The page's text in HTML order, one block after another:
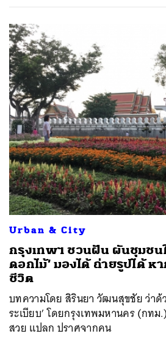
Urban & City
กรุงเทพฯ ชวนฝัน ผันชุมชน
ดอกไม้’ มองได้ ถ่ายรูปได้ ห
ชีวิต
บทความโดย สิรินยา วัฒนสุขชัย ว่าด้
ระเบียบ’ โดยกรุงเทพมหานคร (กท
สวย แปลก ปราศจากคน